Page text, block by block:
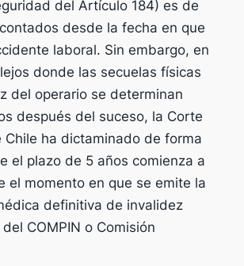
del Artículo 184) es de
desde la fecha en que
laboral. Sin embargo, en
donde las secuelas físicas
del operario se determinan
después del suceso, la Corte
Chile ha dictaminado de forma
el plazo de 5 años comienza a
el momento en que se emite la
definitiva de invalidez
COMPIN o Comisión